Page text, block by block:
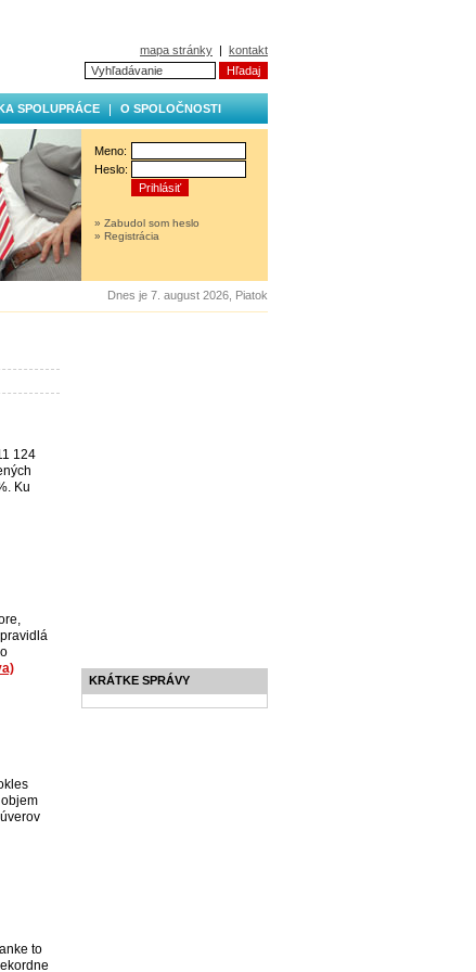
mapa stránky | kontakt
SPOLUPRÁCE O SPOLOČNOSTI
Meno:
Heslo:
» Zabudol som heslo
» Registrácia
Dnes je 7. august 2026, Piatok
124
Ku
to
KRÁTKE SPRÁVY